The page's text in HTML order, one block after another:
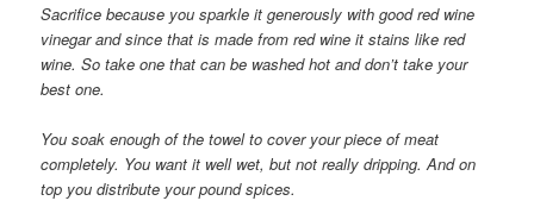
Sacrifice because you sparkle it generously with good red wine
vinegar and since that is made from red wine it stains like red
wine. So take one that can be washed hot and don’t take your
best one.
You soak enough of the towel to cover your piece of meat
completely. You want it well wet, but not really dripping. And on
top you distribute your pound spices.